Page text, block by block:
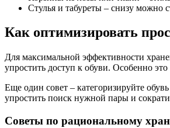
Стулья и табуреты – снизу можно
Как оптимизировать
Для максимальной эффективности
упростить доступ к обуви. Особенно
Еще один совет – категоризируйте
упростить поиск нужной пары и
Советы по рациональному